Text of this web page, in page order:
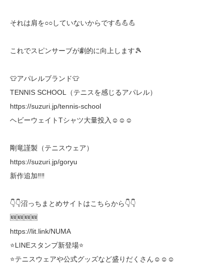
それは肩を○○していないからです💪💪💪
これでスピンサーブが劇的に向上します🎾
👕アパレルブランド👕
TENNIS SCHOOL（テニスを感じるアパレル）
https://suzuri.jp/tennis-school
ヘビーウェイトTシャツ大量投入☺☺☺
剛竜謹製（テニスウェア）
https://suzuri.jp/goryu
新作追加‼️‼️
👇👇沼っちまとめサイトはこちらから👇👇
🆕🆕🆕🆕
https://lit.link/NUMA
⭐LINEスタンプ新登場⭐
⭐テニスウェアや公式グッズなど盛りだくさん☺☺☺